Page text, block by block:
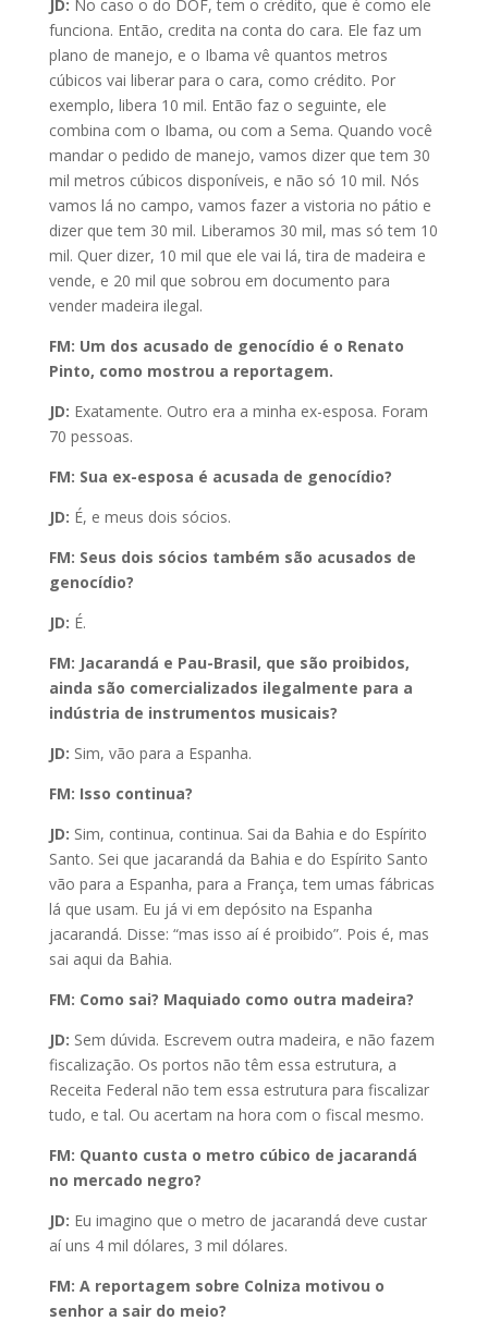
JD: No caso o do DOF, tem o crédito, que é como ele
funciona. Então, credita na conta do cara. Ele faz um
plano de manejo, e o Ibama vê quantos metros
cúbicos vai liberar para o cara, como crédito. Por
exemplo, libera 10 mil. Então faz o seguinte, ele
combina com o Ibama, ou com a Sema. Quando você
mandar o pedido de manejo, vamos dizer que tem 30
mil metros cúbicos disponíveis, e não só 10 mil. Nós
vamos lá no campo, vamos fazer a vistoria no pátio e
dizer que tem 30 mil. Liberamos 30 mil, mas só tem 10
mil. Quer dizer, 10 mil que ele vai lá, tira de madeira e
vende, e 20 mil que sobrou em documento para
vender madeira ilegal.
FM: Um dos acusado de genocídio é o Renato
Pinto, como mostrou a reportagem.
JD: Exatamente. Outro era a minha ex-esposa. Foram
70 pessoas.
FM: Sua ex-esposa é acusada de genocídio?
JD: É, e meus dois sócios.
FM: Seus dois sócios também são acusados de
genocídio?
JD: É.
FM: Jacarandá e Pau-Brasil, que são proibidos,
ainda são comercializados ilegalmente para a
indústria de instrumentos musicais?
JD: Sim, vão para a Espanha.
FM: Isso continua?
JD: Sim, continua, continua. Sai da Bahia e do Espírito
Santo. Sei que jacarandá da Bahia e do Espírito Santo
vão para a Espanha, para a França, tem umas fábricas
lá que usam. Eu já vi em depósito na Espanha
jacarandá. Disse: “mas isso aí é proibido”. Pois é, mas
sai aqui da Bahia.
FM: Como sai? Maquiado como outra madeira?
JD: Sem dúvida. Escrevem outra madeira, e não fazem
fiscalização. Os portos não têm essa estrutura, a
Receita Federal não tem essa estrutura para fiscalizar
tudo, e tal. Ou acertam na hora com o fiscal mesmo.
FM: Quanto custa o metro cúbico de jacarandá
no mercado negro?
JD: Eu imagino que o metro de jacarandá deve custar
aí uns 4 mil dólares, 3 mil dólares.
FM: A reportagem sobre Colniza motivou o
senhor a sair do meio?